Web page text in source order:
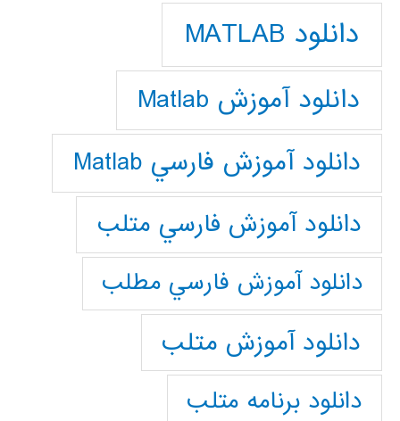
دانلود MATLAB
دانلود آموزش Matlab
دانلود آموزش فارسي Matlab
دانلود آموزش فارسي متلب
دانلود آموزش فارسي مطلب
دانلود آموزش متلب
دانلود برنامه متلب